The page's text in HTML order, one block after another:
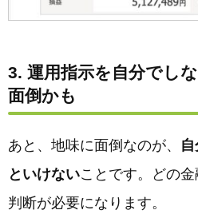
3. 運用指示を自分でし
面倒かも
あと、地味に面倒なのが、
といけないことです。どの
判断が必要になります。